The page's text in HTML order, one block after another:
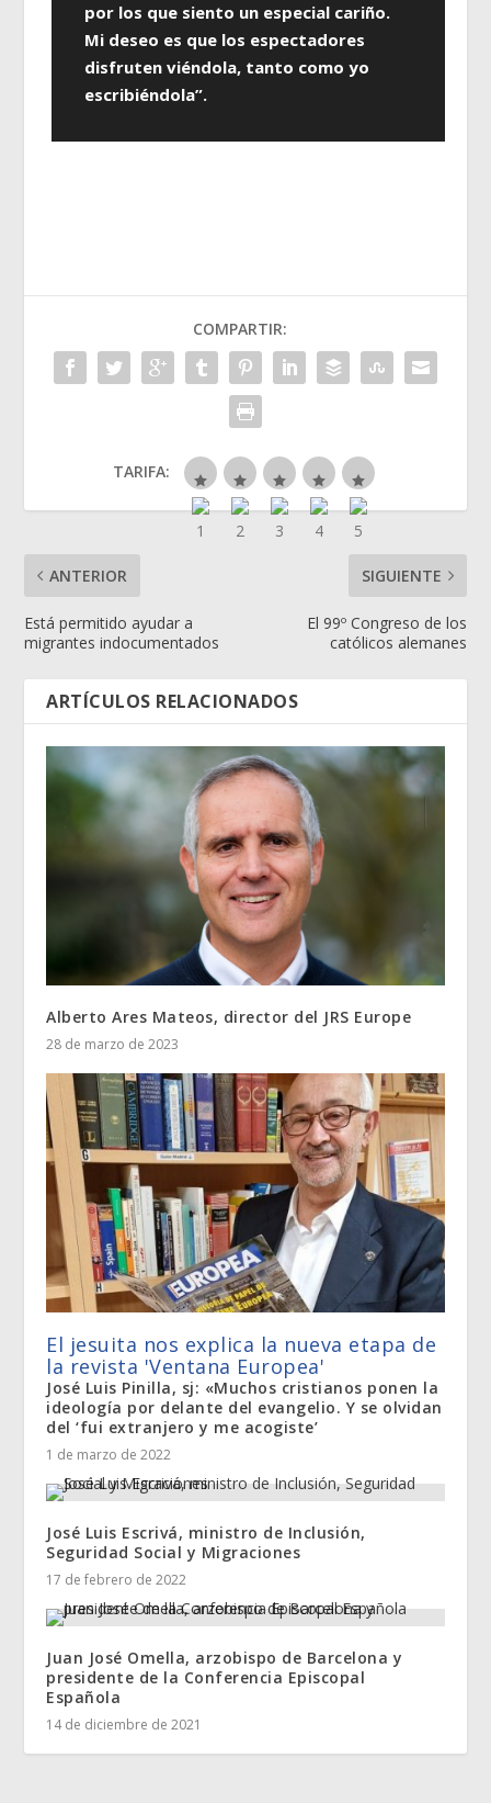
por los que siento un especial cariño.
Mi deseo es que los espectadores
disfruten viéndola, tanto como yo
escribiéndola”.
COMPARTIR:
TARIFA:
ANTERIOR
Está permitido ayudar a
migrantes indocumentados
SIGUIENTE
El 99º Congreso de los
católicos alemanes
ARTÍCULOS RELACIONADOS
Alberto Ares Mateos, director del JRS Europe
28 de marzo de 2023
El jesuita nos explica la nueva etapa de
la revista 'Ventana Europea'
José Luis Pinilla, sj: «Muchos cristianos ponen la
ideología por delante del evangelio. Y se olvidan
del ‘fui extranjero y me acogiste’
1 de marzo de 2022
José Luis Escrivá, ministro de Inclusión,
Seguridad Social y Migraciones
17 de febrero de 2022
Juan José Omella, arzobispo de Barcelona y
presidente de la Conferencia Episcopal
Española
14 de diciembre de 2021